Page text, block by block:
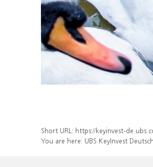
Short URL: https://keyinvest-
You are here: UBS KeyInvest